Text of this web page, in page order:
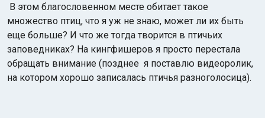
В этом благословенном месте обитает такое
множество птиц, что я уж не знаю, может ли их быть
еще больше? И что же тогда творится в птичьих
заповедниках? На кингфишеров я просто перестала
обращать внимание (позднее я поставлю видеоролик,
на котором хорошо записалась птичья разноголосица).